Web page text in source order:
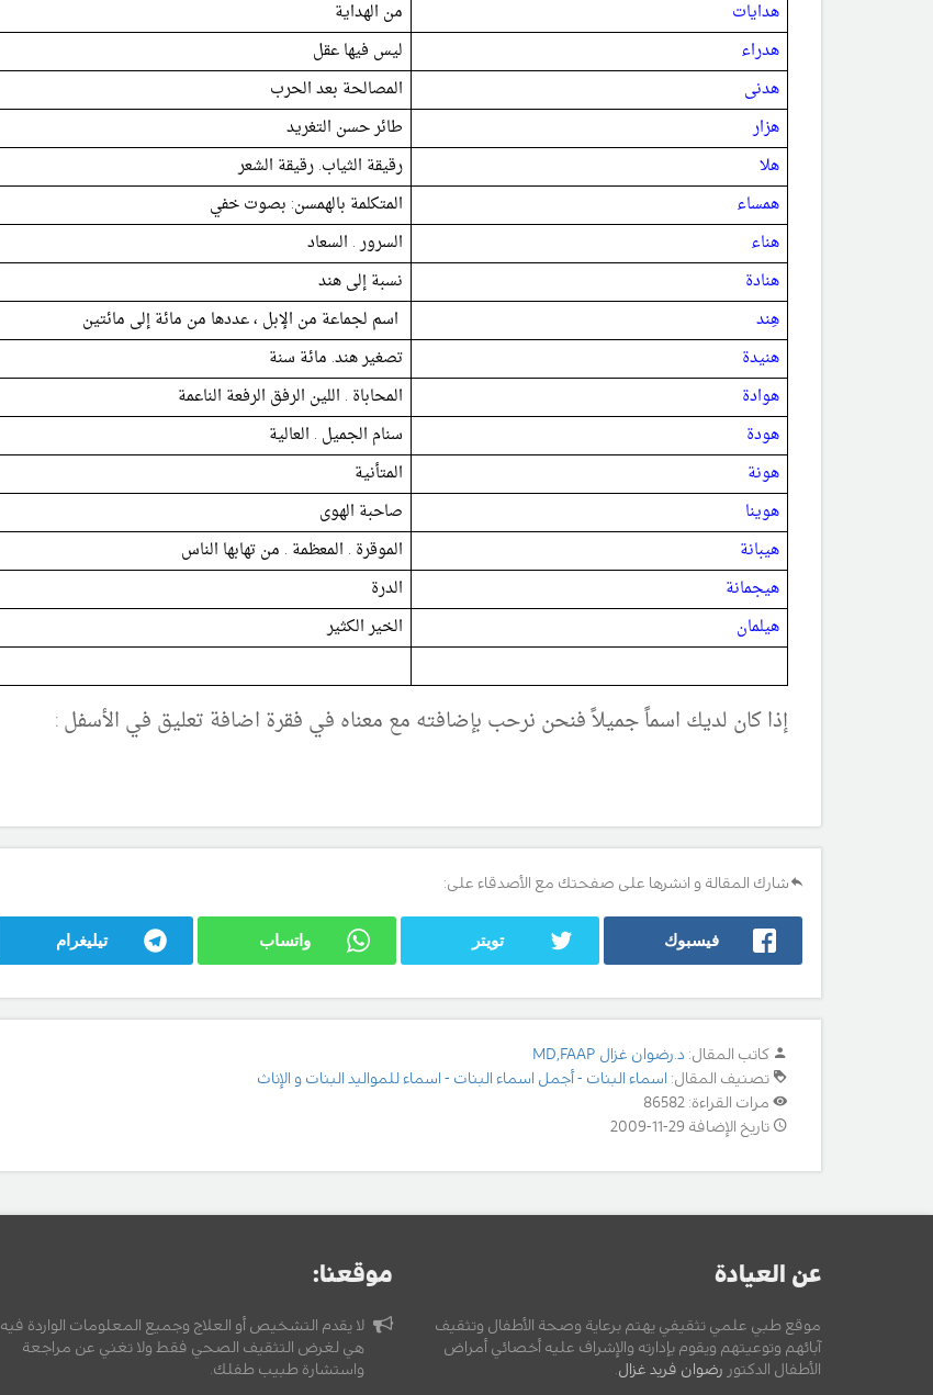
من الهداية
هدايات
ليس فيها عقل
هدراء
المصالحة بعد الحرب
هدنى
طائر حسن التغريد
هزار
رقيقة الثياب. رقيقة الشعر
هلا
المتكلمة بالهمسن: بصوت خفي
همساء
السرور . السعاد
هناء
نسبة إلى هند
هنادة
هِند
تصغير هند. مائة سنة
هنيدة
المحاباة . اللين الرفق الرفعة الناعمة
هوادة
سنام الجميل . العالية
هودة
المتأنية
هونة
صاحبة الهوى
هوينا
الموقرة . المعظمة . من تهابها الناس
هيبانة
الدرة
هيجمانة
الخير الكثير
هيلمان
إذا كان لديك اسماً جميلاً فنحن نرحب بإضافته مع معناه في فقرة اضافة تعليق في الأسفل :
شارك المقالة و انشرها على صفحتك مع الأصدقاء على:
فيسبوك تويتر واتساب تيليغرام
كاتب المقال: د.رضوان غزال MD,FAAP
تصنيف المقال: اسماء البنات - أجمل اسماء البنات - اسماء للمواليد البنات و الإناث
مرات القراءة: 86582
تاريخ الإضافة 29-11-2009
عن العيادة
موقع طبي علمي تثقيفي يهتم برعاية وصحة الأطفال وتثقيف
آبائهم وتوعيتهم ويقوم بإدارته والإشراف عليه أخصائي أمراض
الأطفال الدكتور رضوان فريد غزال.
موقعنا:
لا يقدم التشخيص أو العلاج وجميع المعلومات الواردة فيه
هي لغرض التثقيف الصحي فقط ولا تغني عن مراجعة
واستشارة طبيب طفلك.